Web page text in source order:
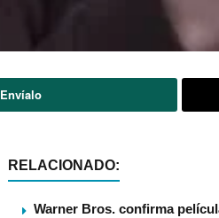
Envíalo
RELACIONADO:
Warner Bros. confirma